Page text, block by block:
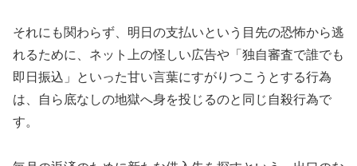
それにも関わらず、明日の支払いという目先の恐怖から逃
れるために、ネット上の怪しい広告や「独自審査で誰でも
即日振込」といった甘い言葉にすがりつこうとする行為
は、自ら底なしの地獄へ身を投じるのと同じ自殺行為で
す。